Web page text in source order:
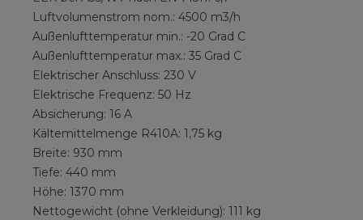
Luftvolumenstrom nom.: 4500 m3/h
Außenlufttemperatur min.: -20 Grad C
Außenlufttemperatur max.: 35 Grad C
Elektrischer Anschluss: 230 V
Elektrische Frequenz: 50 Hz
Absicherung: 16 A
Kältemittelmenge R410A: 1,75 kg
Breite: 930 mm
Tiefe: 440 mm
Höhe: 1370 mm
Nettogewicht (ohne Verkleidung): 111 kg